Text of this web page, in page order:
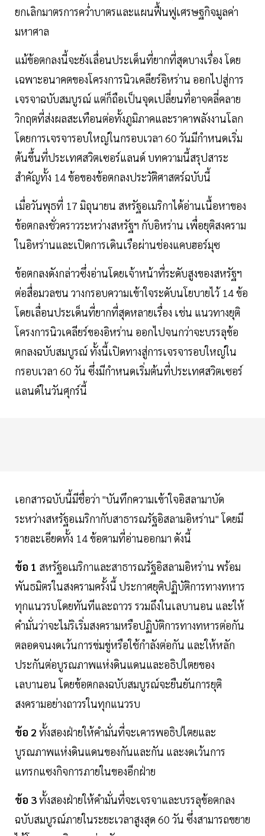
ยกเลิกมาตรการคว่ำบาตรและแผนฟื้นฟูเศรษฐกิจมูลค่า
มหาศาล
แม้ข้อตกลงนี้จะยังเลื่อนประเด็นที่ยากที่สุดบางเรื่อง โดย
เฉพาะอนาคตของโครงการนิวเคลียร์อิหร่าน ออกไปสู่การ
เจรจาฉบับสมบูรณ์ แต่ก็ถือเป็นจุดเปลี่ยนที่อาจคลี่คลาย
วิกฤตที่ส่งผลสะเทือนต่อทั้งภูมิภาคและราคาพลังงานโลก
โดยการเจรจารอบใหญ่ในกรอบเวลา 60 วันมีกำหนดเริ่ม
ต้นขึ้นที่ประเทศสวิตเซอร์แลนด์ บทความนี้สรุปสาระ
สำคัญทั้ง 14 ข้อของข้อตกลงประวัติศาสตร์ฉบับนี้
เมื่อวันพุธที่ 17 มิถุนายน สหรัฐอเมริกาได้อ่านเนื้อหาของ
ข้อตกลงชั่วคราวระหว่างสหรัฐฯ กับอิหร่าน เพื่อยุติสงคราม
ในอิหร่านและเปิดการเดินเรือผ่านช่องแคบฮอร์มุซ
ข้อตกลงดังกล่าวซึ่งอ่านโดยเจ้าหน้าที่ระดับสูงของสหรัฐฯ
ต่อสื่อมวลชน วางกรอบความเข้าใจระดับนโยบายไว้ 14 ข้อ
โดยเลื่อนประเด็นที่ยากที่สุดหลายเรื่อง เช่น แนวทางยุติ
โครงการนิวเคลียร์ของอิหร่าน ออกไปจนกว่าจะบรรลุข้อ
ตกลงฉบับสมบูรณ์ ทั้งนี้เปิดทางสู่การเจรจารอบใหญ่ใน
กรอบเวลา 60 วัน ซึ่งมีกำหนดเริ่มต้นที่ประเทศสวิตเซอร์
แลนด์ในวันศุกร์นี้
เอกสารฉบับนี้มีชื่อว่า "บันทึกความเข้าใจอิสลามาบัด
ระหว่างสหรัฐอเมริกากับสาธารณรัฐอิสลามอิหร่าน" โดยมี
รายละเอียดทั้ง 14 ข้อตามที่อ่านออกมา ดังนี้
ข้อ 1 สหรัฐอเมริกาและสาธารณรัฐอิสลามอิหร่าน พร้อม
พันธมิตรในสงครามครั้งนี้ ประกาศยุติปฏิบัติการทางทหาร
ทุกแนวรบโดยทันทีและถาวร รวมถึงในเลบานอน และให้
คำมั่นว่าจะไม่ริเริ่มสงครามหรือปฏิบัติการทางทหารต่อกัน
ตลอดจนงดเว้นการข่มขู่หรือใช้กำลังต่อกัน และให้หลัก
ประกันต่อบูรณภาพแห่งดินแดนและอธิปไตยของ
เลบานอน โดยข้อตกลงฉบับสมบูรณ์จะยืนยันการยุติ
สงครามอย่างถาวรในทุกแนวรบ
ข้อ 2 ทั้งสองฝ่ายให้คำมั่นที่จะเคารพอธิปไตยและ
บูรณภาพแห่งดินแดนของกันและกัน และงดเว้นการ
แทรกแซงกิจการภายในของอีกฝ่าย
ข้อ 3ทั้งสองฝ่ายให้คำมั่นที่จะเจรจาและบรรลุข้อตกลง
ฉบับสมบูรณ์ภายในระยะเวลาสูงสุด 60 วัน ซึ่งสามารถขยาย